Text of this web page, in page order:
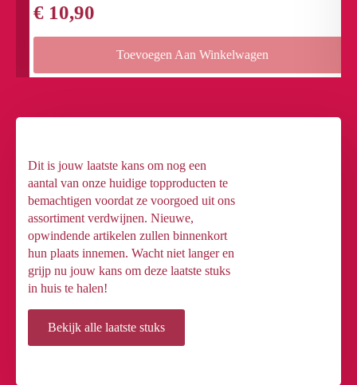
10,90
Toevoegen Aan Winkelwagen
Dit is jouw laatste kans om nog een
aantal van onze huidige topproducten te
bemachtigen voordat ze voorgoed uit ons
assortiment verdwijnen. Nieuwe,
opwindende artikelen zullen binnenkort
hun plaats innemen. Wacht niet langer en
grijp nu jouw kans om deze laatste stuks
in huis te halen!
Bekijk alle laatste stuks